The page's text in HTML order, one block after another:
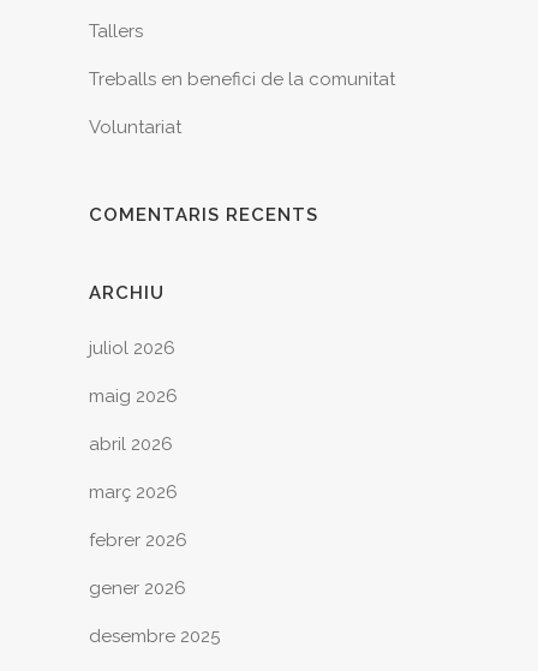
Tallers
Treballs en benefici de la comunitat
Voluntariat
COMENTARIS RECENTS
ARCHIU
juliol 2026
maig 2026
abril 2026
març 2026
febrer 2026
gener 2026
desembre 2025